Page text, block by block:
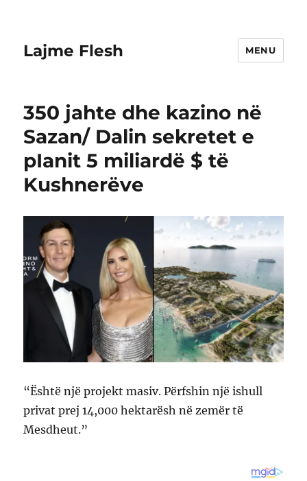
Lajme Flesh MENU
350 jahte dhe kazino në
Sazan/ Dalin sekretet e
pIanit 5 miliardë $ të
Kushnerëve
“Është një projekt masiv. Përfshin një ishull
privat prej 14,000 hektarësh në zemër të
Mesdheut.”